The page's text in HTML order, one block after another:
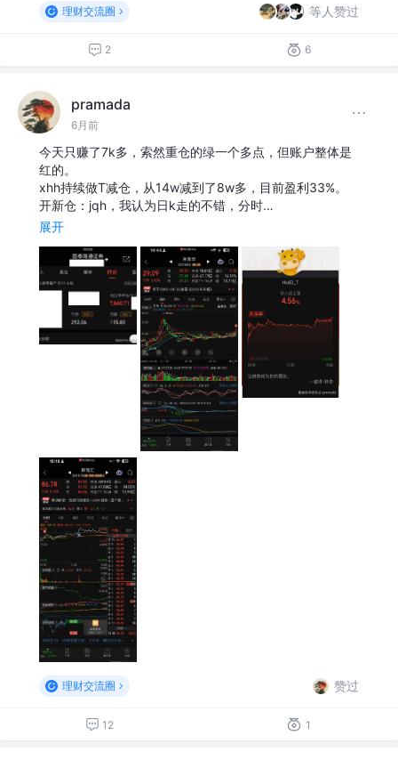
理财交流圈 等人赞过
2 6
pramada
6月前
今天只赚了7k多，索然重仓的绿一个多点，但账户整体是
红的。
xhh持续做T减仓，从14w减到了8w多，目前盈利33%。
开新仓：jqh，我认为日k走的不错，分时…
展开
理财交流圈 赞过
12 1